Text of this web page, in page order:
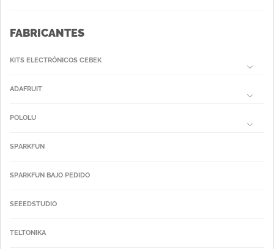
FABRICANTES
KITS ELECTRÓNICOS CEBEK
ADAFRUIT
POLOLU
SPARKFUN
SPARKFUN BAJO PEDIDO
SEEEDSTUDIO
TELTONIKA